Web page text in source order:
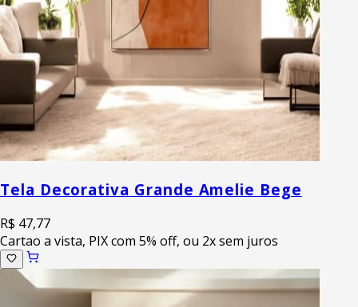
Tela Decorativa Grande Amelie Bege
R$ 47,77
Cartao a vista, PIX com 5% off, ou 2x sem juros